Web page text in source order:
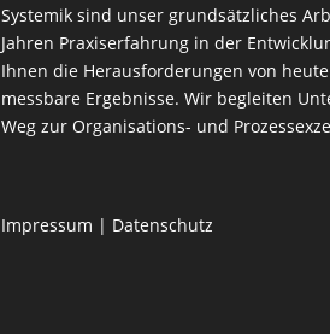
Systemik sind unser grundsätzliches
Jahren Praxiserfahrung in der
Ihnen die Herausforderungen von
messbare Ergebnisse. Wir begleiten
Weg zur Organisations- und
Impressum | Datenschutz